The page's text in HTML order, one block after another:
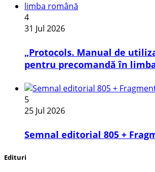
4
31 Jul 2026
„Protocols. Manual de
pentru precomandă în
5
25 Jul 2026
Semnal editorial 805 +
Edituri